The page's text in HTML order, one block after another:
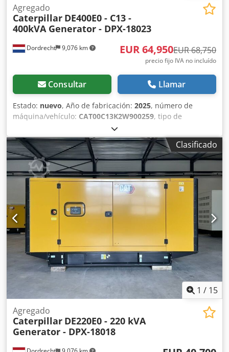
Dordrecht 9,076 km
Agregado
Caterpillar DE400E0 - C13 -
400kVA Generator - DPX-18023
EUR 64,950EUR 68,750
precio fijo IVA no incluído
Consultar Llamar
Estado: nuevo, Año de fabricación: 2025, número de
máquina/vehículo: CAT00C13K2W900259, tipo de
, fabricante de motores:
C13, Propósito de uso: Construcción Peso en vacío: 4.667 kg
Potencia del generador: 400 kVA Dimensiones del
compartimento de carga: 493 x 162 x 222 cm Marcado CE:
sí Dkodpfxjy T Uwde Ag Rsr Capacidad del depósito de
agua: 800 l País de fabricación: China Póngase en contacto
con el equipo DPX para obtener más información. = Otras
opciones y accesorios = - Batería - Panel de control - Techo
de acero - Cisterna
Clasificado
1 / 15
Agregado
Caterpillar DE220E0 - 220 kVA
Generator - DPX-18018